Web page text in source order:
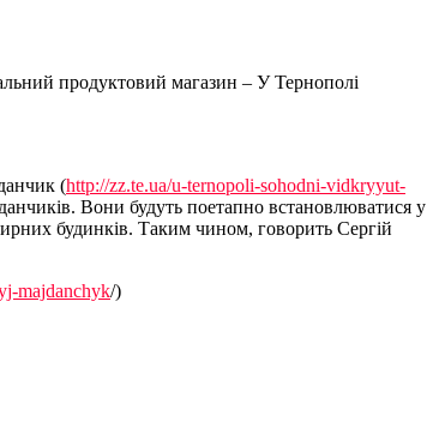
продуктовий магазин – У Тернополі
(http://zz.te.ua/u-ternopoli-sohodni-vidkryyut-
Вони будуть поетапно встановлюватися у
будинків. Таким чином, говорить Сергій
majdanchyk/)